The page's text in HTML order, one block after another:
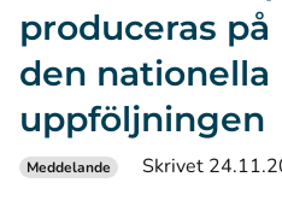
produceras
den nationella
uppföljningen
Meddelande Skrivet